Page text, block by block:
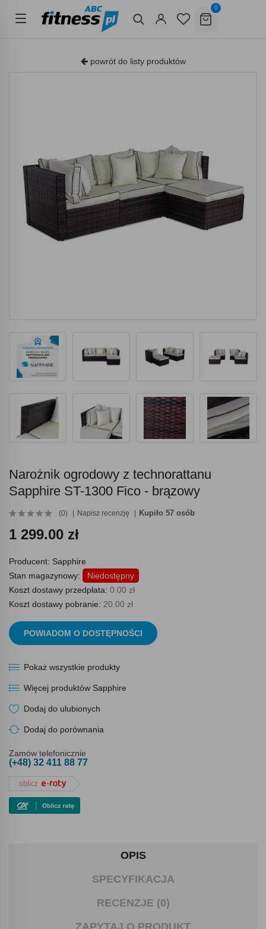
0
powrót do listy produktów
Narożnik ogrodowy z technorattanu
Sapphire ST-1300 Fico - brązowy
(0) Napisz recenzję Kupiło 57 osób
1 299.00 zł
Producent: Sapphire
Stan magazynowy:
Niedostępny
Koszt dostawy przedpłata: 0.00 zł
Koszt dostawy pobranie: 20.00 zł
POWIADOM O DOSTĘPNOŚCI
Pokaż wszystkie produkty
Więcej produktów Sapphire
Dodaj do ulubionych
Dodaj do porównania
Zamów telefonicznie
(+48) 32 411 88 77
OPIS
SPECYFIKACJA
RECENZJE (0)
ZAPYTAJ O PRODUKT